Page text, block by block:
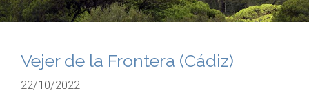
Vejer de la Frontera (Cádiz)
22/10/2022